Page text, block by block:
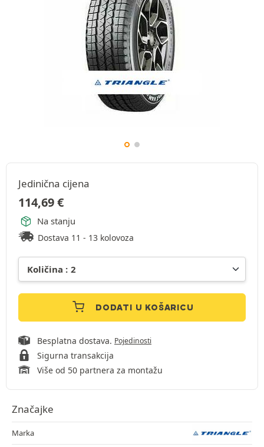
Jedinična cijena
114,69€
Na stanju
Dostava 11 - 13 kolovoza
DODATI U KOŠARICU
Besplatna dostava. Pojedinosti
Sigurna transakcija
Više od 50 partnera za montažu
Značajke
Marka